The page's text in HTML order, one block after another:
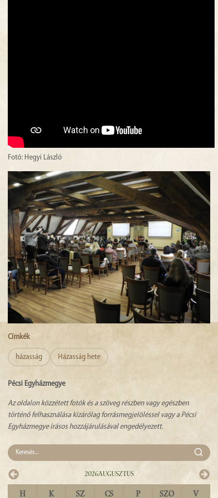
Fotó: Hegyi László
Címkék
házasság Házasság hete
Pécsi Egyházmegye
Az oldalon közzétett fotók és a szöveg részben vagy egészben
történő felhasználása kizárólag forrásmegjelöléssel vagy a Pécsi
Egyházmegye írásos hozzájárulásával engedélyezett.
2026Augusztus
H K SZ CS P SZO V